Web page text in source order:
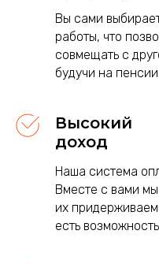
Вы сами
работы, что
совмещать с
будучи на пенсии.
Высокий
доход
Наша система
Вместе с вами
их
есть